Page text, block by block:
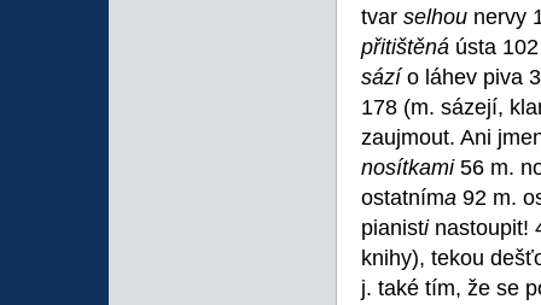
tvar selhou nervy
přitištěná ústa
sází o láhev piva
178 (m. sázejí,
zaujmout. Ani
nosítkami 56 m.
ostatníma 92 m.
pianisti nastoupit!
knihy), tekou
j. také tím, že se